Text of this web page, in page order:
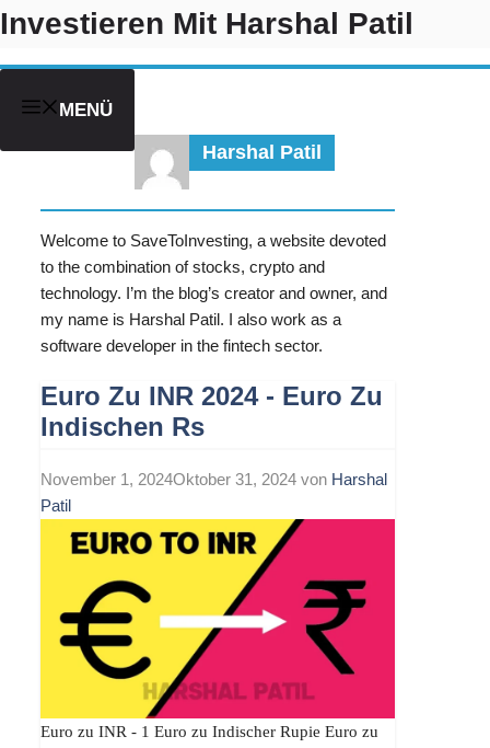
Zum
Inhalt
springen
Investieren Mit Harshal Patil
MENÜ
Harshal Patil
Welcome to SaveToInvesting, a website devoted
to the combination of stocks, crypto and
technology. I’m the blog’s creator and owner, and
my name is Harshal Patil. I also work as a
software developer in the fintech sector.
Euro Zu INR 2024 - Euro Zu
Indischen Rs
November 1, 2024Oktober 31, 2024 von Harshal
Patil
Euro zu INR - 1 Euro zu Indischer Rupie Euro zu